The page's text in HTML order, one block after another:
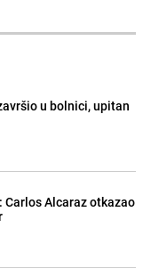
u bolnici, upitan
Alcaraz otkazao